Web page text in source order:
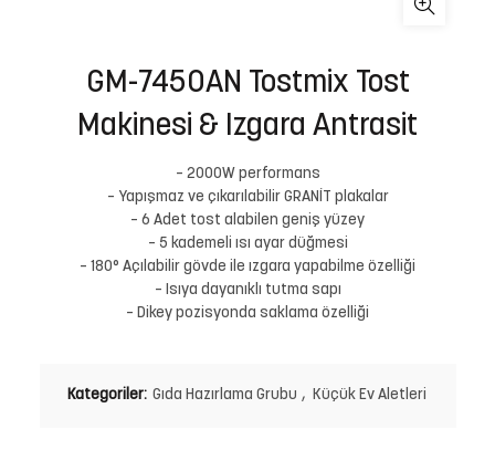
GM-7450AN Tostmix Tost
Makinesi & Izgara Antrasit
– 2000W performans
– Yapışmaz ve çıkarılabilir GRANİT plakalar
– 6 Adet tost alabilen geniş yüzey
– 5 kademeli ısı ayar düğmesi
– 180° Açılabilir gövde ile ızgara yapabilme özelliği
– Isıya dayanıklı tutma sapı
– Dikey pozisyonda saklama özelliği
Kategoriler: Gıda Hazırlama Grubu , Küçük Ev Aletleri